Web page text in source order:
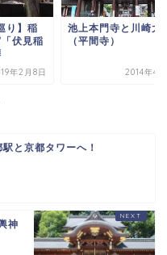
り】稲
伏見稲
年2月8日
池上本門寺と川崎大
（平間寺）
2014年4
と京都タワーへ！
神